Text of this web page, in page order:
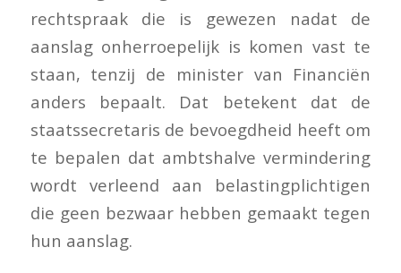
rechtspraak die is gewezen nadat de
aanslag onherroepelijk is komen vast te
staan, tenzij de minister van Financiën
anders bepaalt. Dat betekent dat de
staatssecretaris de bevoegdheid heeft om
te bepalen dat ambtshalve vermindering
wordt verleend aan belastingplichtigen
die geen bezwaar hebben gemaakt tegen
hun aanslag.